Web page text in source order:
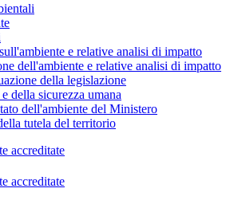
e relative analisi di impatto
dell'ambiente e relative analisi di impatto
della legislazione
della sicurezza umana
dell'ambiente del Ministero
tutela del territorio
accreditate
accreditate